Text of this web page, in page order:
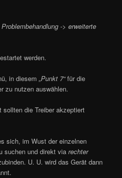
Problembehandlung -> erweiterte
werden.
in diesem„Punkt 7“für die
zu nutzen auswählen.
sollten die Treiber akzeptiert
sich, im Wust der einzelnen
suchen und direkt viarechter
U. U. wird das Gerät dann